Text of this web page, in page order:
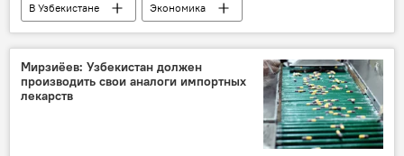
В Узбекистане
Экономика
Шавкат Мирзиёев
Узбекистон хаво йуллари
Мирзиёев: Узбекистан должен
производить свои аналоги импортных
лекарств